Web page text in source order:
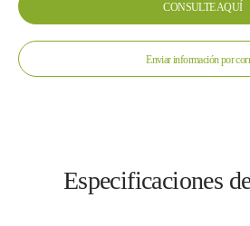
CONSULTE AQUÍ
Enviar información por
Especificaciones